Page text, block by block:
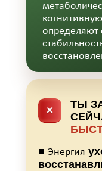
определяют
■ Энергия
ТЫ